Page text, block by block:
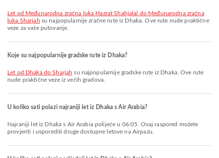
let od Međunarodna zračna luka Hazrat Shahjalal do Međunarodna zračna
luka Sharjah su najpopularnije zračne rute iz Dhaka. Ove rute nude praktične
veze za vaše putovanje.
Koje su najpopularnije gradske rute iz Dhaka?
let od Dhaka do Sharjah su najpopularnije gradske rute iz Dhaka. Ove rute
nude praktične veze iz većih gradova.
U koliko sati polazi najraniji let iz Dhaka s Air Arabia?
Najraniji let iz Dhaka s Air Arabia polijeće u 06:05. Ovaj raspored možete
provjeriti i usporediti druge dostupne letove na Airpazu.